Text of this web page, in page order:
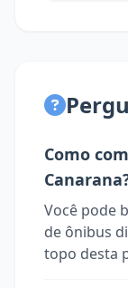
Como
Você pode
de ônibus
topo desta